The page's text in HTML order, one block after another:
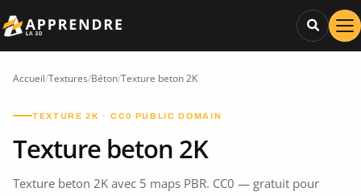
Accueil/Textures/Béton/Texture beton 2K
TEXTURE 2K · CC0 PUBLIC DOMAIN
Texture beton 2K
Texture beton 2K avec 5 maps PBR. CC0 — gratuit pour